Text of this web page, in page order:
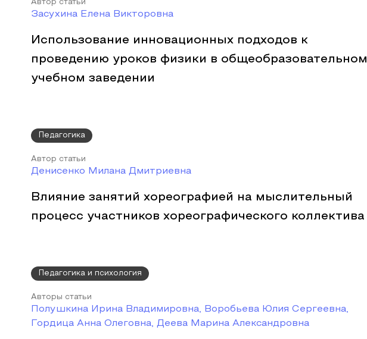
Автор статьи
Засухина Елена Викторовна
Использование инновационных подходов к
проведению уроков физики в общеобразовательном
учебном заведении
Педагогика
Автор статьи
Денисенко Милана Дмитриевна
Влияние занятий хореографией на мыслительный
процесс участников хореографического коллектива
Педагогика и психология
Авторы статьи
Полушкина Ирина Владимировна, Воробьева Юлия Сергеевна,
Гордица Анна Олеговна, Деева Марина Александровна